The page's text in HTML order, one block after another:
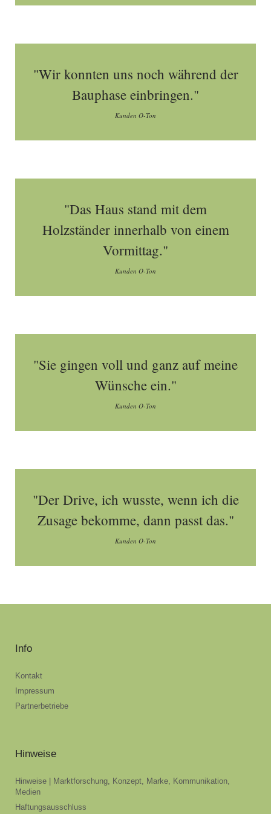
"Wir konnten uns noch während der
Bauphase einbringen."
Kunden O-Ton
"Das Haus stand mit dem
Holzständer innerhalb von einem
Vormittag."
Kunden O-Ton
"Sie gingen voll und ganz auf meine
Wünsche ein."
Kunden O-Ton
"Der Drive, ich wusste, wenn ich die
Zusage bekomme, dann passt das."
Kunden O-Ton
Info
Kontakt
Impressum
Partnerbetriebe
Hinweise
Hinweise | Marktforschung, Konzept, Marke, Kommunikation,
Medien
Haftungsausschluss